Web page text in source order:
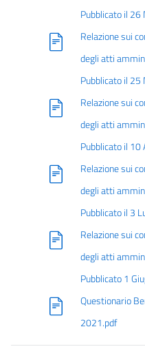
Pubblicato il
Relazione sui
degli atti
Pubblicato il
Relazione sui
degli atti
Pubblicato il
Relazione sui
degli atti
Pubblicato il 3
Relazione sui
degli atti
Pubblicato 1
Questionario
2021.pdf